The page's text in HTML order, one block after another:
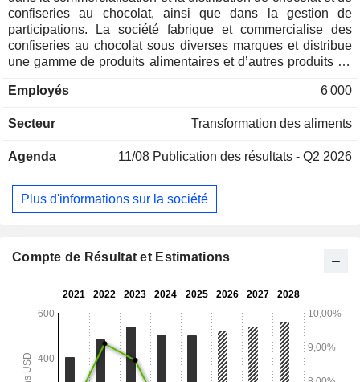
confiseries au chocolat, ainsi que dans la gestion de
participations. La société fabrique et commercialise des
confiseries au chocolat sous diverses marques et distribue
une gamme de produits alimentaires et d’autres produits de
segments géographiques comprennent l’Indonésie et les
Malaisie et Singapour. Elle propose des confiseries et des
SilverQueen, Van Houten, Ceres, Goya et Knick Knacks,
marques de confiseries au chocolat et au sucre de la
Société compte plus de 400 produits. Ses produits
gaufrettes au chocolat, des biscuits enrobés de chocolat et
Employés 6 000
Secteur Transformation des aliments
Agenda 11/08 Publication des résultats - Q2 2026
Plus d'informations sur la société
Compte de Résultat et Estimations